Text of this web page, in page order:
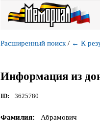
Расширенный поиск / ← К
Информация из
ID 3625780
Фамилия
Абрамович